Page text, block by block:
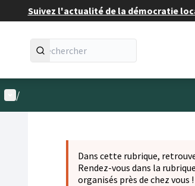
Suivez l'actualité de la démocratie
Menu utilisateur
/
Dans cette rubrique,
Rendez-vous dans la rubrique
organisés près de chez vous !